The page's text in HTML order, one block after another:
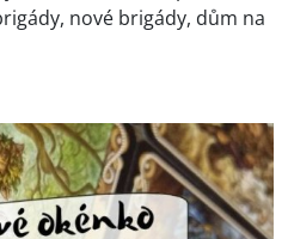
nové brigády, dům na